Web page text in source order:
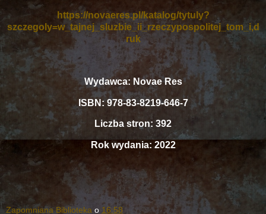
https://novaeres.pl/katalog/tytuly?
szczegoly=w_tajnej_sluzbie_ii_rzeczypospolitej_tom_i,d
ruk
Wydawca: Novae Res
ISBN: 978-83-8219-646-7
Liczba stron: 392
Rok wydania: 2022
Zapomniana Biblioteka o 16:58